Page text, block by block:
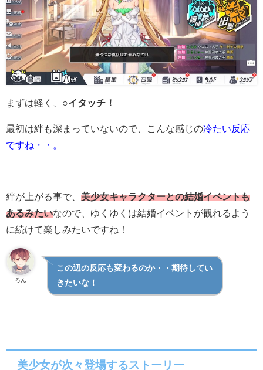
まずは軽く、 ○イタッチ！
最初は絆も深まっていないので、こんな感じの冷たい反応
ですね・・。
絆が上がる事で、 美少女キャラクターとの結婚イベントも
あるみたいなので、ゆくゆくは結婚イベントが観れるよう
に続けて楽しみたいですね！
ろん
この辺の反応も変わるのか・・期待してい
きたいな！
美少女が次々登場するストーリー